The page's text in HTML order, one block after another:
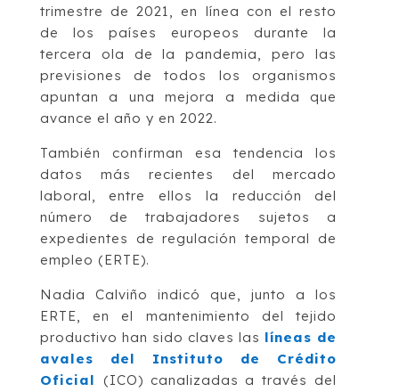
trimestre de 2021, en línea con el resto
de los países europeos durante la
tercera ola de la pandemia, pero las
previsiones de todos los organismos
apuntan a una mejora a medida que
avance el año y en 2022.
También confirman esa tendencia los
datos más recientes del mercado
laboral, entre ellos la reducción del
número de trabajadores sujetos a
expedientes de regulación temporal de
empleo (ERTE).
Nadia Calviño indicó que, junto a los
ERTE, en el mantenimiento del tejido
productivo han sido claves las líneas de
avales del Instituto de Crédito
Oficial (ICO) canalizadas a través del